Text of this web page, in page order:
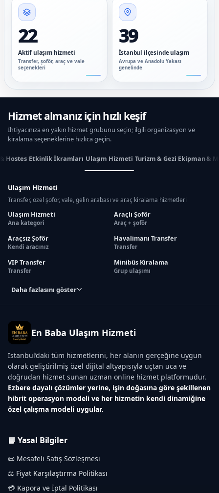
22
Aktif ulaşım hizmeti
Transfer, şoför, araç ve vale
seçenekleri
39
İstanbul ilçesinde ulaşım
Avrupa ve Anadolu Yakası
genelinde
Hizmet almanız için hızlı keşif
İhtiyacınıza en yakın hizmet grubunu seçin; ilgili organizasyon ve
kiralama seçeneklerine hızlıca geçin.
Hostes Etkinlik İkramları Ulaşım Hizmeti Turizm & Gezi Ekipman &
Ulaşım Hizmeti
Transfer, özel şoför, vale, gelin arabası ve araç kiralama hizmetleri
Ulaşım Hizmeti
Ana kategori
Araçlı Şoför
Araç + şoför
Araçsız Şoför
Kendi aracınız
Havalimanı Transfer
Transfer
VIP Transfer
Transfer
Minibüs Kiralama
Grup ulaşımı
Daha fazlasını göster
En Baba Ulaşım Hizmeti
İstanbul’daki tüm hizmetlerini, her alanın gerçeğine uygun
olarak geliştirilmiş özel dijital altyapısıyla uçtan uca ve
doğrudan hizmet sunan uzman online hizmet platformudur.
Ezbere dayalı çözümler yerine, işin doğasına göre şekillenen
hibrit operasyon modeli ve her hizmetin kendi dinamiğine
özel çalışma modeli uygular.
📘 Yasal Bilgiler
📜 Mesafeli Satış Sözleşmesi
⚖️ Fiyat Karşılaştırma Politikası
💳 Kapora ve İptal Politikası